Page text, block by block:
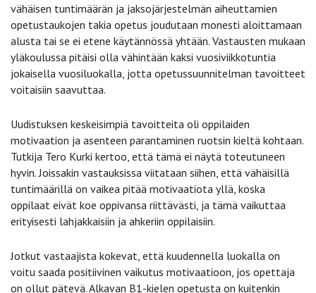
vähäisen tuntimäärän ja jaksojärjestelmän aiheuttamien
opetustaukojen takia opetus joudutaan monesti aloittamaan
alusta tai se ei etene käytännössä yhtään. Vastausten mukaan
yläkoulussa pitäisi olla vähintään kaksi vuosiviikkotuntia
jokaisella vuosiluokalla, jotta opetussuunnitelman tavoitteet
voitaisiin saavuttaa.
Uudistuksen keskeisimpiä tavoitteita oli oppilaiden
motivaation ja asenteen parantaminen ruotsin kieltä kohtaan.
Tutkija Tero Kurki kertoo, että tämä ei näytä toteutuneen
hyvin. Joissakin vastauksissa viitataan siihen, että vähäisillä
tuntimäärillä on vaikea pitää motivaatiota yllä, koska
oppilaat eivät koe oppivansa riittävästi, ja tämä vaikuttaa
erityisesti lahjakkaisiin ja ahkeriin oppilaisiin.
Jotkut vastaajista kokevat, että kuudennella luokalla on
voitu saada positiivinen vaikutus motivaatioon, jos opettaja
on ollut pätevä. Alkavan B1-kielen opetusta on kuitenkin